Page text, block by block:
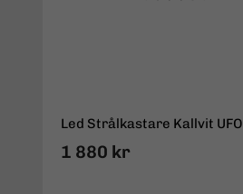
Led Strålkastare Kallvit UFO
1 880 kr